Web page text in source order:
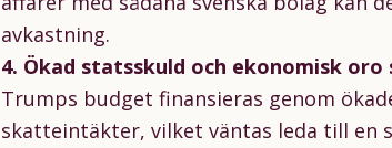
avkastning.
4. Ökad statsskuld och ekonomisk
Trumps budget finansieras genom
skatteintäkter, vilket väntas leda till en